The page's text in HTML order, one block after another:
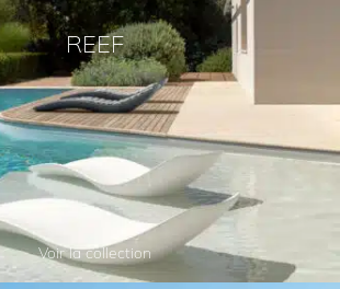
REEF
Voir la collection